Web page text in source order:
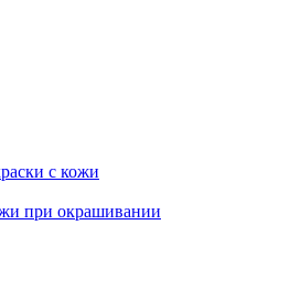
с кожи
при окрашивании